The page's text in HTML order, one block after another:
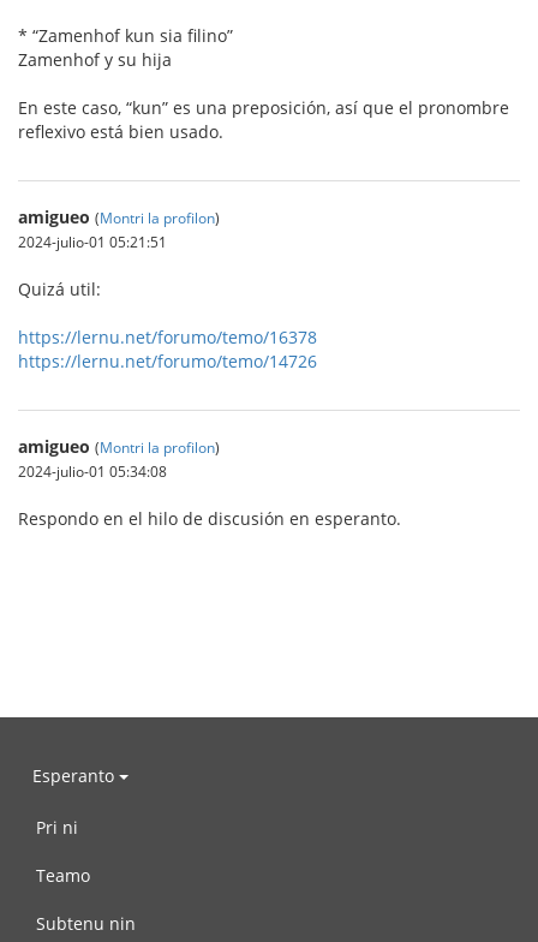
* “Zamenhof kun sia filino”
Zamenhof y su hija
En este caso, “kun” es una preposición, así que el pronombre
reflexivo está bien usado.
amigueo (Montri la profilon)
2024-julio-01 05:21:51
Quizá util:
https://lernu.net/forumo/temo/16378
https://lernu.net/forumo/temo/14726
amigueo (Montri la profilon)
2024-julio-01 05:34:08
Respondo en el hilo de discusión en esperanto.
Esperanto
Pri ni
Teamo
Subtenu nin